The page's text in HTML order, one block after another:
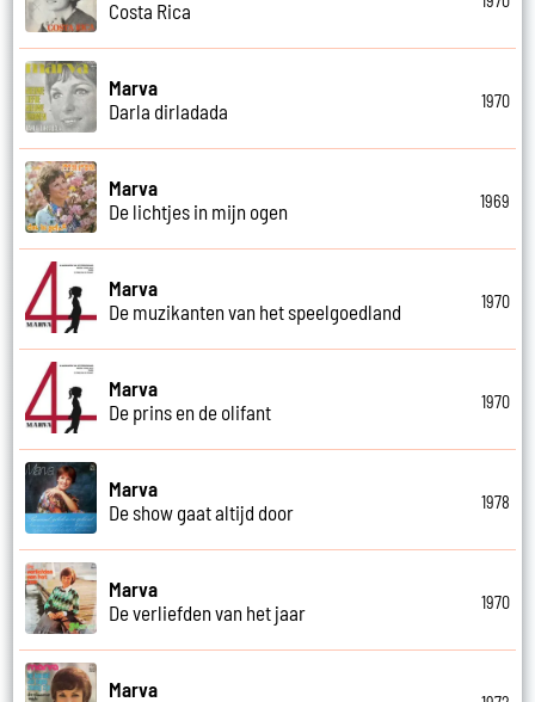
Costa Rica
Marva
Darla dirladada
1970
Marva
De lichtjes in mijn ogen
1969
Marva
De muzikanten van het speelgoedland
1970
Marva
De prins en de olifant
1970
Marva
De show gaat altijd door
1978
Marva
De verliefden van het jaar
1970
Marva